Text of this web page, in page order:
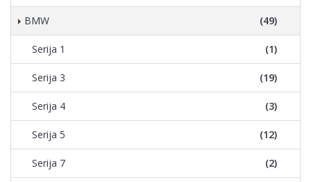
BMW (49)
Serija 1 (1)
Serija 3 (19)
Serija 4 (3)
Serija 5 (12)
Serija 7 (2)